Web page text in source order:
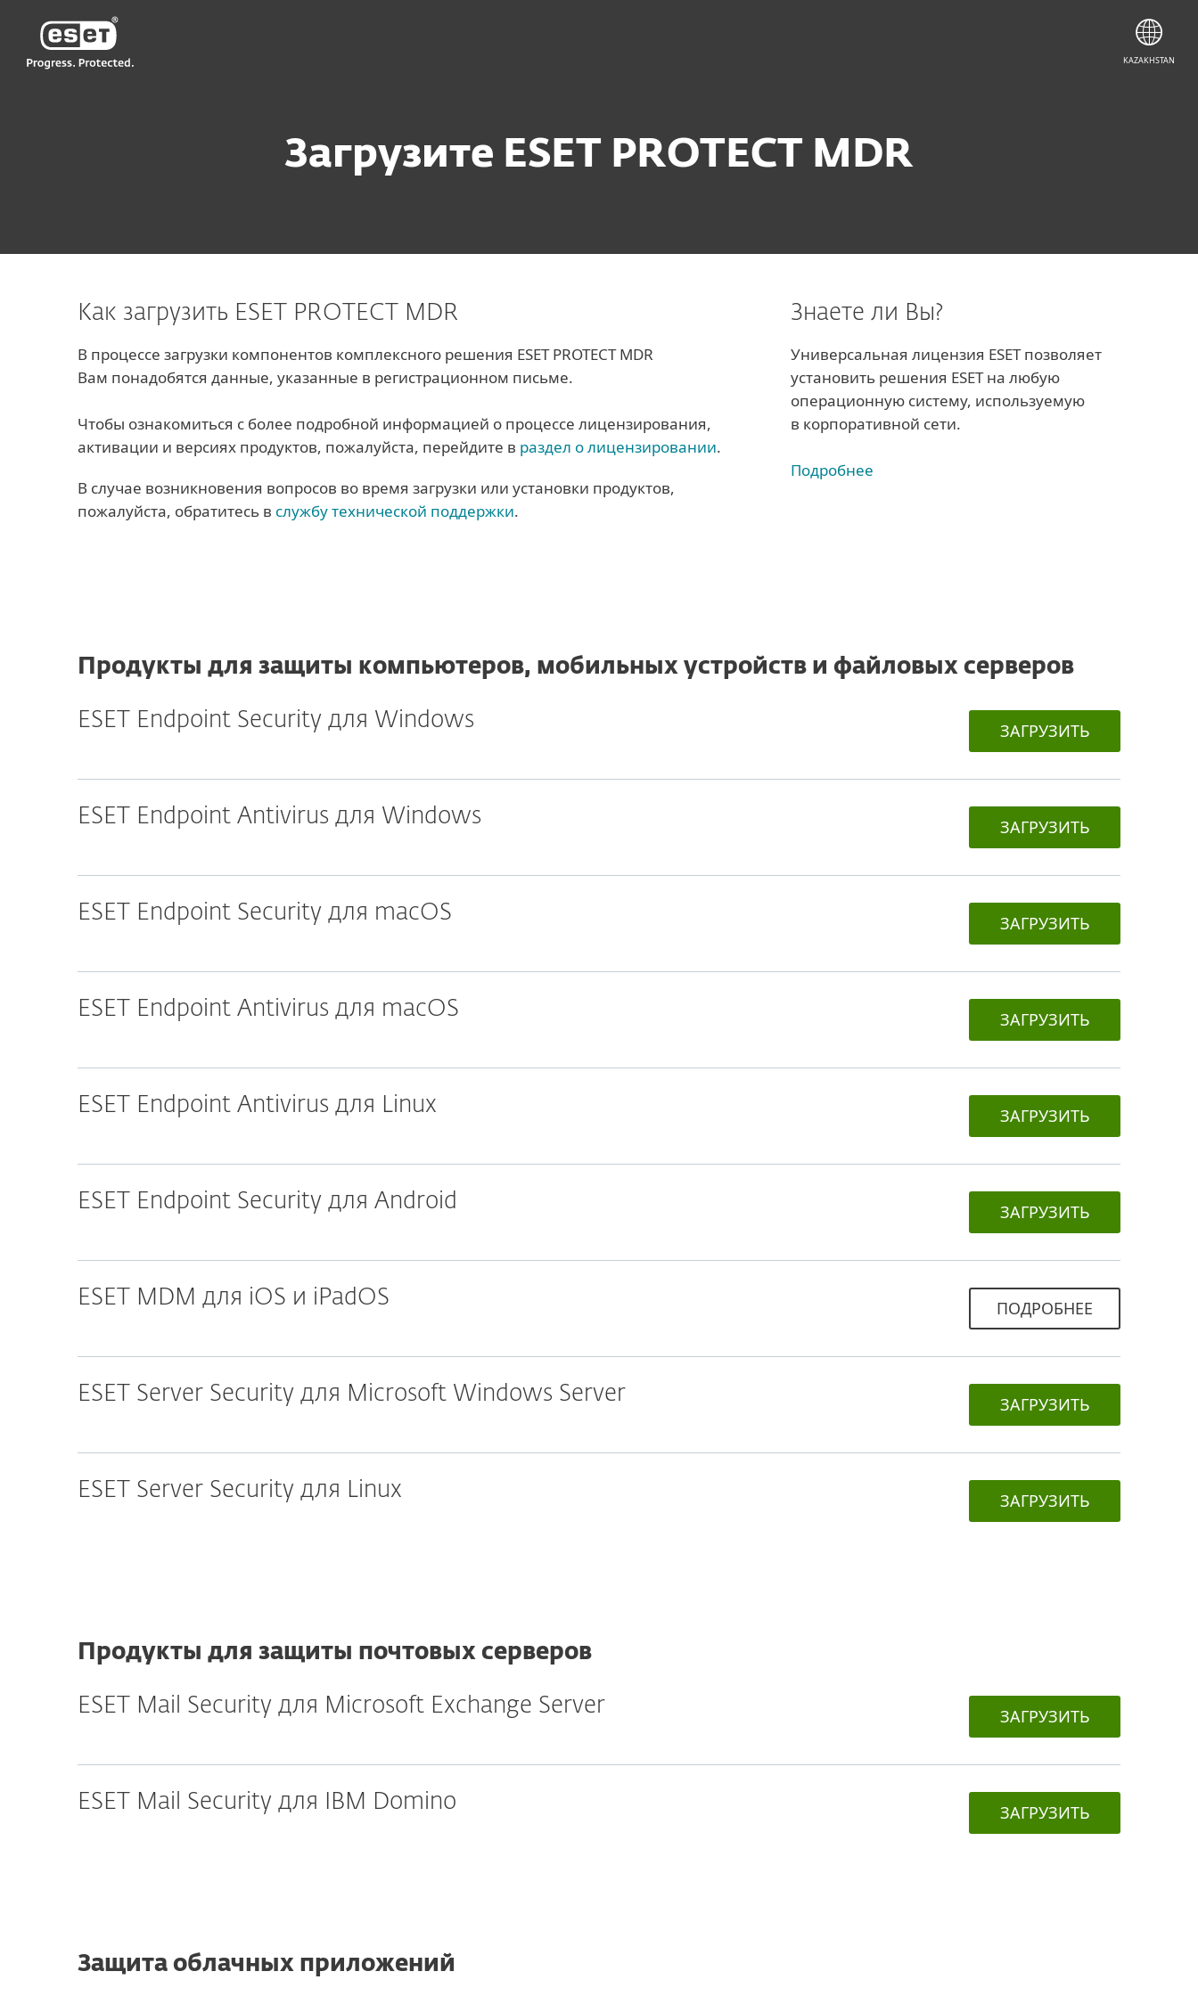
Загрузите ESET PROTECT MDR
Как загрузить ESET PROTECT MDR
В процессе загрузки компонентов комплексного решения ESET PROTECT MDR
Вам понадобятся данные, указанные в регистрационном письме.
Чтобы ознакомиться с более подробной информацией о процессе лицензирования,
активации и версиях продуктов, пожалуйста, перейдите в раздел о лицензировании.
В случае возникновения вопросов во время загрузки или установки продуктов,
пожалуйста, обратитесь в службу технической поддержки.
Знаете ли Вы?
Универсальная лицензия ESET позволяет
установить решения ESET на любую
операционную систему, используемую
в корпоративной сети.
Подробнее
Продукты для защиты компьютеров, мобильных устройств и файловых серверов
ESET Endpoint Security для Windows ЗАГРУЗИТЬ
ESET Endpoint Antivirus для Windows ЗАГРУЗИТЬ
ESET Endpoint Security для macOS ЗАГРУЗИТЬ
ESET Endpoint Antivirus для macOS ЗАГРУЗИТЬ
ESET Endpoint Antivirus для Linux ЗАГРУЗИТЬ
ESET Endpoint Security для Android ЗАГРУЗИТЬ
ESET MDM для iOS и iPadOS ПОДРОБНЕЕ
ESET Server Security для Microsoft Windows Server ЗАГРУЗИТЬ
ESET Server Security для Linux ЗАГРУЗИТЬ
Продукты для защиты почтовых серверов
ESET Mail Security для Microsoft Exchange Server ЗАГРУЗИТЬ
ESET Mail Security для IBM Domino ЗАГРУЗИТЬ
Защита облачных приложений
KZ KZ-RU2ESET PROTECT MDR
ESET
KAZAKHSTAN